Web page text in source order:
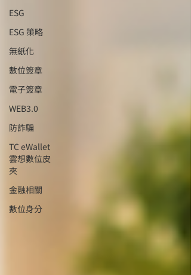
ESG
ESG 策略
無紙化
數位簽章
電子簽章
WEB3.0
防詐騙
TC eWallet
雲想數位皮
夾
金融相關
數位身分